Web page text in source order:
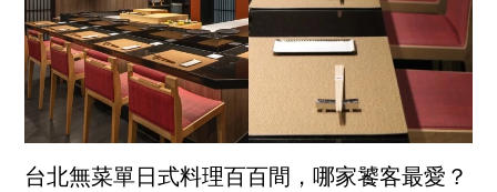
台北無菜單日式料理百百間，哪家饕客最愛？